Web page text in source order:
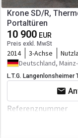
ABS
EBS
Aufbau
Laderaum-Länge
Laderaum-Breite
Laderaum-Höhe
Laderaum-Volumen
Krone SD/R,
Portaltüren
10 900 EUR
Preis exkl. MwSt
2014 3-Achse
Deutschland,
L.T.G. Langenlonsheimer
Referenznummer